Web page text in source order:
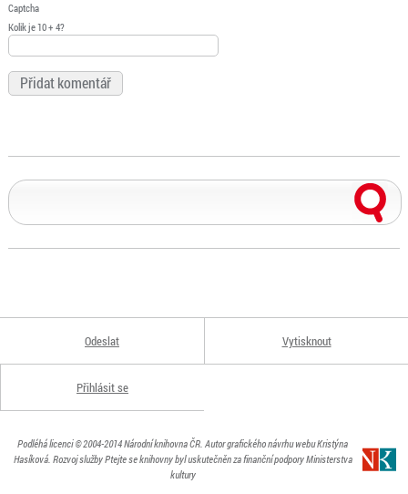
Captcha
Kolik je 10 + 4?
Odeslat Vytisknout
Přihlásit se
Podléhá licenci© 2004-2014Národní knihovna ČR. Autor grafického návrhu webu Kristýna
Hasíková. Rozvoj služby Ptejte se knihovny byl uskutečněn za finanční podpory Ministerstva
kultury